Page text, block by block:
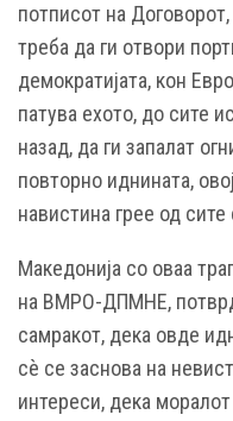
потписот на
треба да ги отвори
демократијата, кон
патува ехото, до сите
назад, да ги запалат
повторно иднината,
навистина грее од сите
Македонија со оваа
на ВМРО-ДПМНЕ,
самракот, дека овде
сѐ се заснова на
интереси, дека